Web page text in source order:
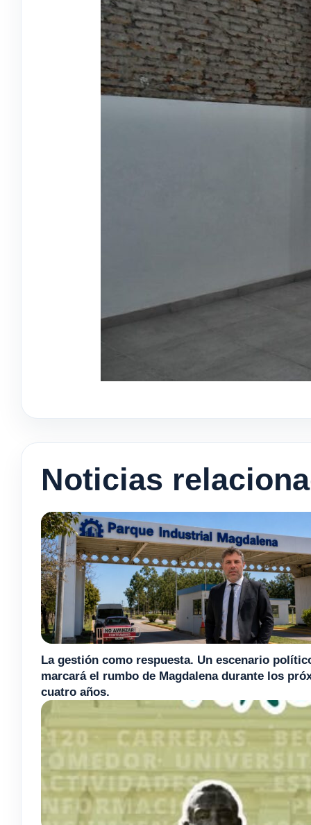
Noticias
La gestión como respuesta. Un escenario
marcará el rumbo de Magdalena durante los
cuatro años.